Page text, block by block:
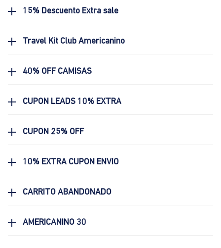
15% Descuento Extra sale
Travel Kit Club Americanino
40% OFF CAMISAS
CUPON LEADS 10% EXTRA
CUPON 25% OFF
10% EXTRA CUPON ENVIO
CARRITO ABANDONADO
AMERICANINO 30